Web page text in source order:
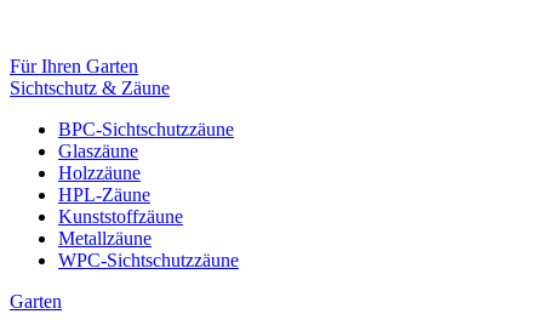
Für Ihren Garten
Sichtschutz & Zäune
BPC-Sichtschutzzäune
Glaszäune
Holzzäune
HPL-Zäune
Kunststoffzäune
Metallzäune
WPC-Sichtschutzzäune
Garten